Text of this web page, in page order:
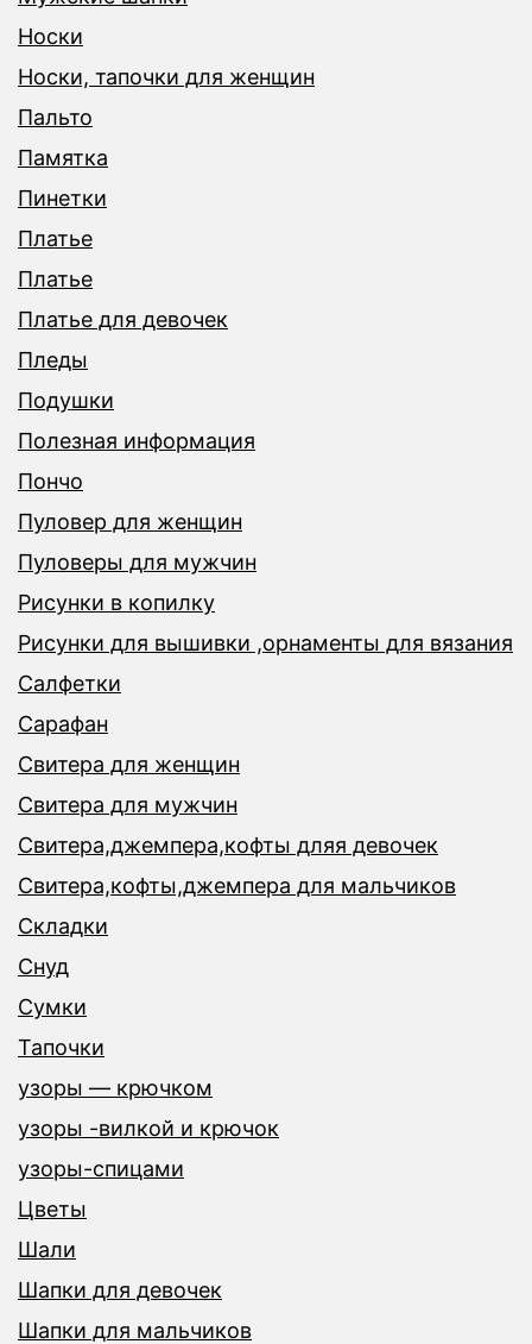
Носки
Носки, тапочки для женщин
Пальто
Памятка
Пинетки
Платье
Платье
Платье для девочек
Пледы
Подушки
Полезная информация
Пончо
Пуловер для женщин
Пуловеры для мужчин
Рисунки в копилку
Рисунки для вышивки ,орнаменты для вязания
Салфетки
Сарафан
Свитера для женщин
Свитера для мужчин
Свитера,джемпера,кофты дляя девочек
Свитера,кофты,джемпера для мальчиков
Складки
Снуд
Сумки
Тапочки
узоры — крючком
узоры -вилкой и крючок
узоры-спицами
Цветы
Шали
Шапки для девочек
Шапки для мальчиков